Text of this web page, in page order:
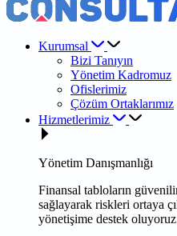
Kurumsal
Bizi Tanıyın
Yönetim Kadromuz
Ofislerimiz
Çözüm Ortaklarımız
Hizmetlerimiz
Yönetim Danışmanlığı
Finansal tabloların
sağlayarak riskleri ortaya
yönetişime destek